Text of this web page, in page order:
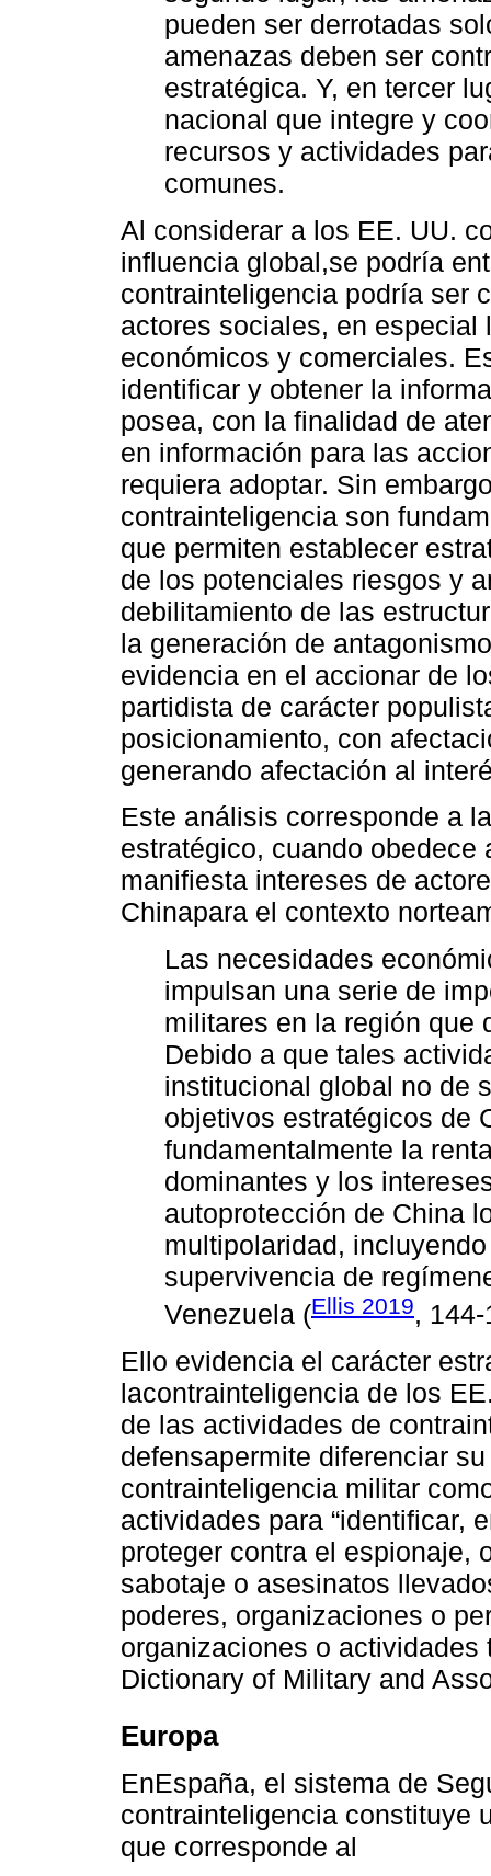
pueden ser derrotadas
amenazas deben ser
estratégica. Y, en tercer
nacional que integre y
recursos y actividades
comunes.
Al considerar a los EE. UU.
influencia global,se podría
contrainteligencia podría ser
actores sociales, en especial
económicos y comerciales.
identificar y obtener la
posea, con la finalidad de
en información para las
requiera adoptar. Sin
contrainteligencia son
que permiten establecer
de los potenciales riesgos y
debilitamiento de las
la generación de
evidencia en el accionar de
partidista de carácter
posicionamiento, con
generando afectación al
Este análisis corresponde a
estratégico, cuando
manifiesta intereses de
Chinapara el contexto
Las necesidades
impulsan una serie de
militares en la región que
Debido a que tales
institucional global no de
objetivos estratégicos de
fundamentalmente la
dominantes y los
autoprotección de China
multipolaridad,
supervivencia de
Venezuela (Ellis 2019,
Ello evidencia el carácter
lacontrainteligencia de los
de las actividades de
defensapermite diferenciar
contrainteligencia militar
actividades para “identificar,
proteger contra el espionaje,
sabotaje o asesinatos
poderes, organizaciones o
organizaciones o actividades
Dictionary of Military and
Europa
EnEspaña, el sistema de
contrainteligencia constituye
que corresponde al